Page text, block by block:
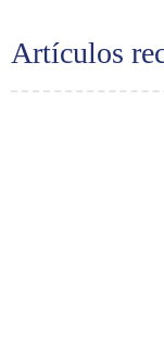
Artículos